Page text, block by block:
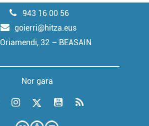
943 16 00 56
goierri@hitza.eus
Oriamendi, 32 – BEASAIN
Nor gara